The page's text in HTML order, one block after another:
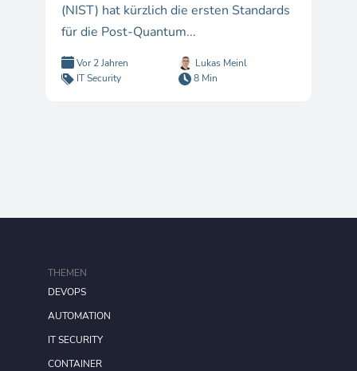
(NIST) hat kürzlich die ersten Standards
für die Post-Quantum...
Vor 2 Jahren
Lukas Meinl
IT Security
8 Min
THEMEN
DEVOPS
AUTOMATION
IT SECURITY
CONTAINER